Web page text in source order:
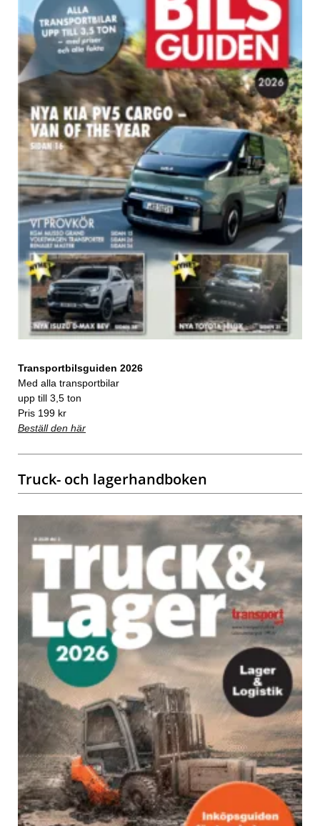
Transportbilsguiden 2026
Med alla transportbilar
upp till 3,5 ton
Pris 199 kr
Beställ den här
Truck- och lagerhandboken